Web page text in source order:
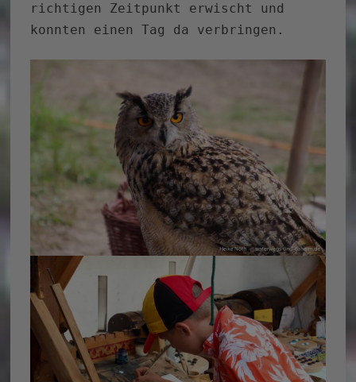
richtigen Zeitpunkt erwischt und
konnten einen Tag da verbringen.